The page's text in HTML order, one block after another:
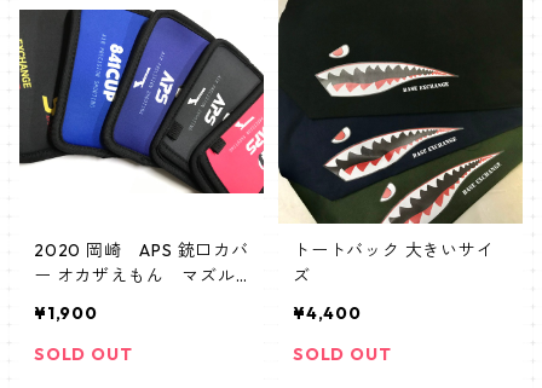
2020 岡崎 APS 銃口カバ
ー オカザえもん マズル
¥1,900
SOLD OUT
トートバック 大きいサイ
ズ
¥4,400
SOLD OUT